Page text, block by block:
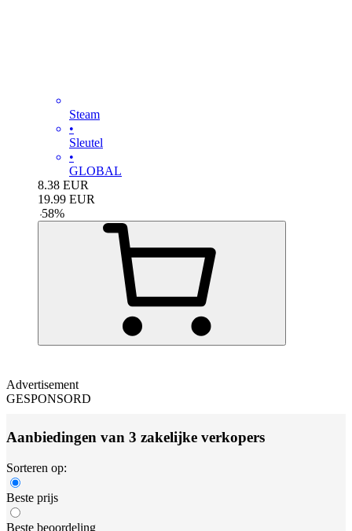
Steam
•
Sleutel
•
GLOBAL
8.38 EUR
19.99 EUR
-58%
Advertisement
GESPONSORD
Aanbiedingen van 3 zakelijke verkopers
Sorteren op:
Beste prijs
Beste beoordeling